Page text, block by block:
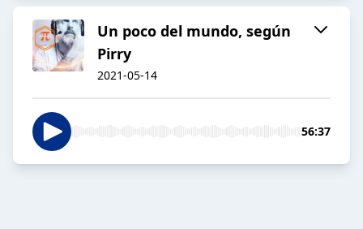
Un poco del mundo, según
Pirry
2021-05-14
56:37